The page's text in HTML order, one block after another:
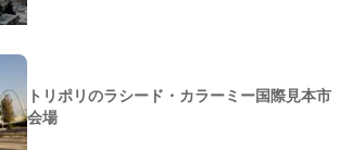
トリポリのラシード・カラーミー国際見本市
会場